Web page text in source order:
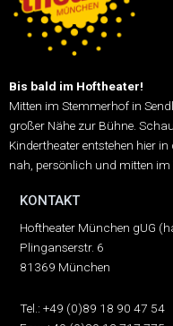
Bis bald im Hoftheater!
Mitten im Stemmerhof in
großer Nähe zur Bühne.
Kindertheater entstehen hier
nah, persönlich und mitten im
KONTAKT
Hoftheater München gUG
Plinganserstr. 6
81369 München
Tel.: +49 (0)89 18 90 47 54